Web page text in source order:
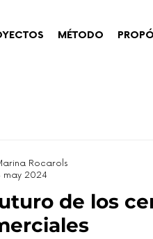
MÉTODO
de los
Rocarols
may 2024